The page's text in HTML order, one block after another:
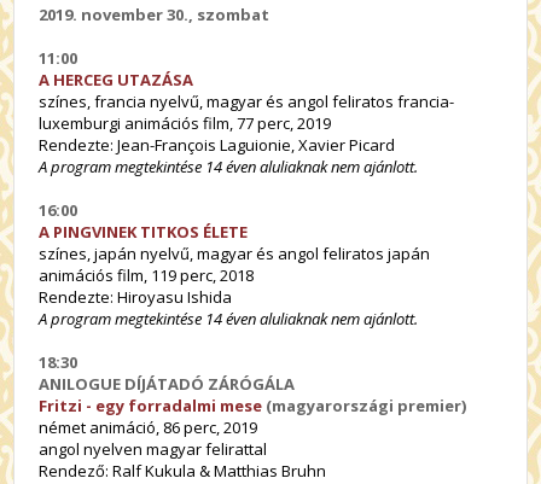
2019. november 30., szombat
11:00
A HERCEG UTAZÁSA
színes, francia nyelvű, magyar és angol feliratos francia-
luxemburgi animációs film, 77 perc, 2019
Rendezte: Jean-François Laguionie, Xavier Picard
A program megtekintése 14 éven aluliaknak nem ajánlott.
16:00
A PINGVINEK TITKOS ÉLETE
színes, japán nyelvű, magyar és angol feliratos japán
animációs film, 119 perc, 2018
Rendezte: Hiroyasu Ishida
A program megtekintése 14 éven aluliaknak nem ajánlott.
18:30
ANILOGUE DÍJÁTADÓ ZÁRÓGÁLA
Fritzi - egy forradalmi mese (magyarországi premier)
német animáció, 86 perc, 2019
angol nyelven magyar felirattal
Rendező: Ralf Kukula & Matthias Bruhn